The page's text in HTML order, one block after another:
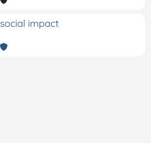
social impact